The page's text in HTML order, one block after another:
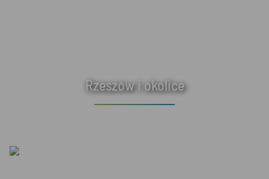
Rzeszów i okolice